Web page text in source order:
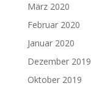
März 2020
Februar 2020
Januar 2020
Dezember 2019
Oktober 2019